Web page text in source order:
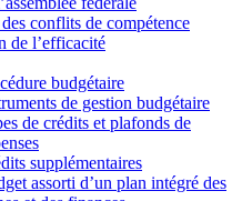
conflits de compétence
de l’efficacité
budgétaire
de gestion budgétaire
de crédits et plafonds de
supplémentaires
assorti d’un plan intégré des